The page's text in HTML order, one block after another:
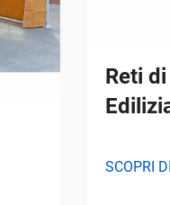
Reti
SCOPRI